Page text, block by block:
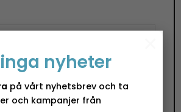
nyheter
på vårt nyhetsbrev och ta
och kampanjer från
min e-postadress och
webbläsare till nästa gång jag